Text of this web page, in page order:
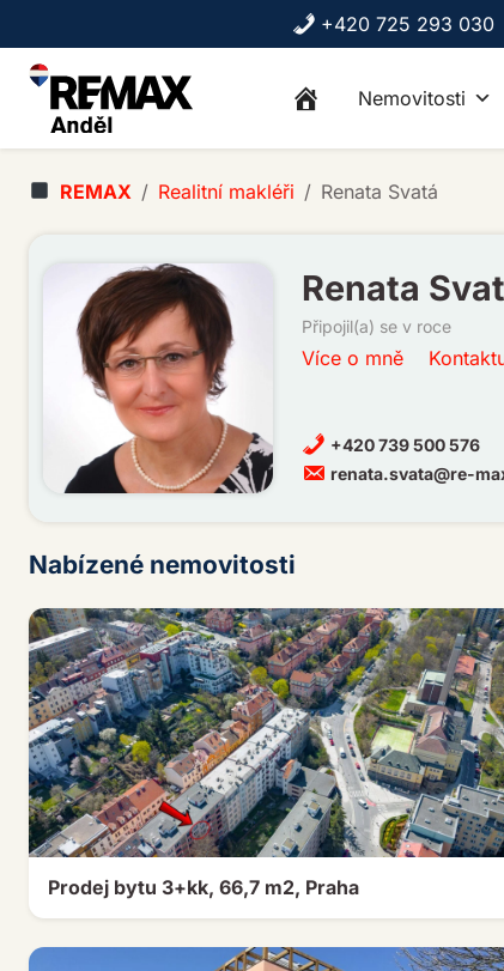
+420 725 293 030
Nemovitosti
REMAX Realitní makléři Renata Svatá
Renata
Připojil(a) se v roce
Více o mně
+420 739 500 576
renata.svata@re-
Nabízené nemovitosti
Prodej bytu 3+kk, 66,7 m2, Praha